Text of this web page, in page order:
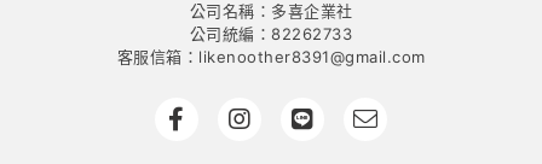
公司名稱：多喜企業社
公司統編：82262733
客服信箱：likenoother8391@gmail.com